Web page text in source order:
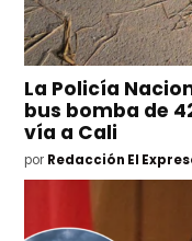
La Policía
bus bomba de
vía a Cali
por Redacción El